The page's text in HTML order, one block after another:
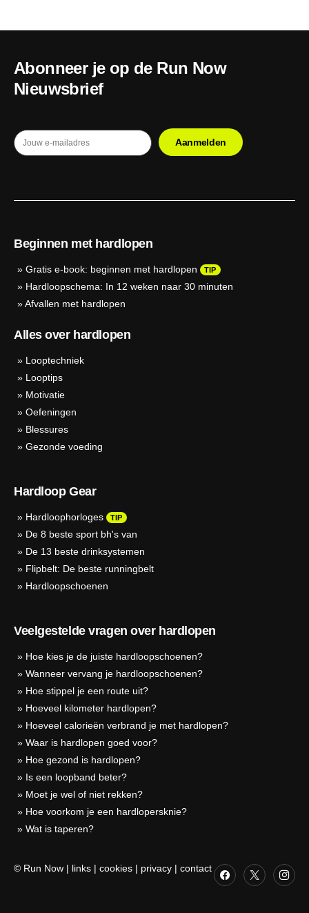
Abonneer je op de Run Now
Nieuwsbrief
Beginnen met hardlopen
» Gratis e-book: beginnen met hardlopen TIP
» Hardloopschema: In 12 weken naar 30 minuten
»Afvallen met hardlopen
Alles over hardlopen
» Looptechniek
» Looptips
» Motivatie
» Oefeningen
» Blessures
» Gezonde voeding
Hardloop Gear
» Hardloophorloges TIP
» De 8 beste sport bh's van
» De 13 beste drinksystemen
» Flipbelt: De beste runningbelt
» Hardloopschoenen
Veelgestelde vragen over hardlopen
» Hoe kies je de juiste hardloopschoenen?
» Wanneer vervang je hardloopschoenen?
» Hoe stippel je een route uit?
» Hoeveel kilometer hardlopen?
» Hoeveel calorieën verbrand je met hardlopen?
» Waar is hardlopen goed voor?
» Hoe gezond is hardlopen?
» Is een loopband beter?
» Moet je wel of niet rekken?
» Hoe voorkom je een hardlopersknie?
» Wat is taperen?
© Run Now | links | cookies | privacy | contact